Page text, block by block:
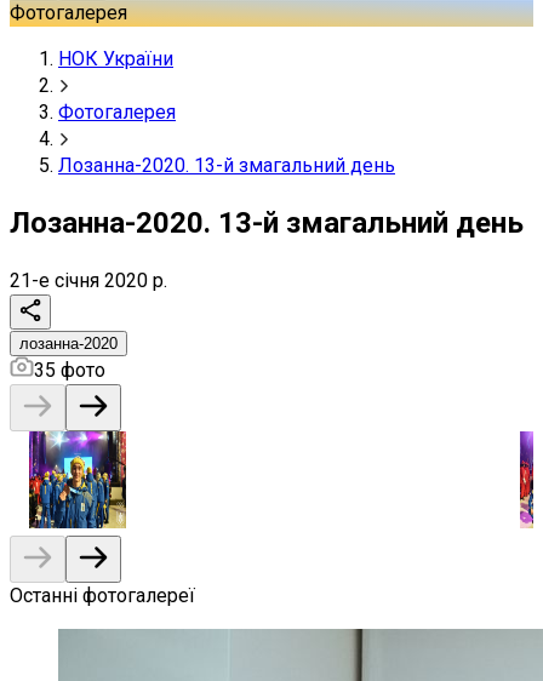
Фотогалерея
НОК України
Фотогалерея
Лозанна-2020. 13-й змагальний день
Лозанна-2020. 13-й змагальний день
21-е січня 2020 р.
лозанна-2020
35 фото
Останні фотогалереї